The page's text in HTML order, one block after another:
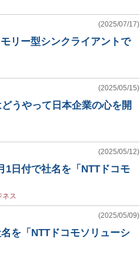
(2025/07/17)
リー型シンクライアントで
(2025/05/15)
うやって日本企業の心を開
(2025/05/12)
1日付で社名を「NTTドコモ
ネス
(2025/05/09)
を「NTTドコモソリューシ